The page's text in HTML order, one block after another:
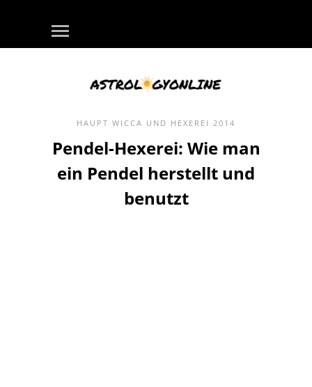
HAUPT WICCA UND HEXEREI 2014
Pendel-Hexerei: Wie man
ein Pendel herstellt und
benutzt